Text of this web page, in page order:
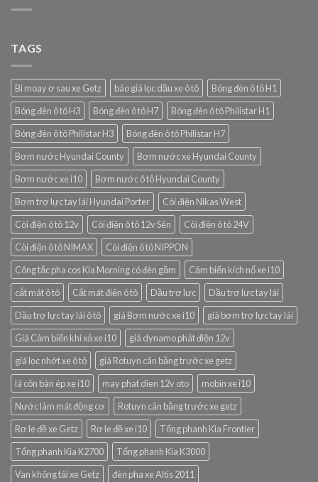
TAGS
Bi moay ơ sau xe Getz báo giá lọc dầu xe ô tô
Bóng đèn ô tô H1
Bóng đèn ô tô H3
Bóng đèn ô tô H7
Bóng đèn ô tô Philistar H1
Bóng đèn ô tô Philistar H3
Bóng đèn ô tô Philistar H7
Bơm nước Hyundai County
Bơm nước xe Hyundai County
Bơm nước xe i10
Bơm nước ô tô Hyundai County
Bơm trợ lực tay lái Hyundai Porter
Còi điện Nikas West
Còi điện ô tô 12v
Còi điện ô tô 12v Sên
Còi điện ô tô 24V
Còi điện ô tô NIMAX
Còi điện ô tô NIPPON
Công tắc pha cos Kia Morning có đèn gầm
Cảm biến kích nổ xe i10
cắt mát ô tô
Cắt mát điện ô tô Dầu trợ lực
Dầu trợ lực tay lái
Dầu trợ lực tay lái ô tô
giá Bơm nước xe i10
giá bơm trợ lực tay lái
Giá Cảm biến khí xả xe i10
giá dynamo phát điện 12v
giá lọc nhớt xe ô tô
giá Rotuyn cân bằng trước xe getz
lá côn bàn ép xe i10
may phat dien 12v oto
mobin xe i10
Nước làm mát động cơ
Rotuyn cân bằng trước xe getz
Rơ le đề xe Getz
Rơ le đề xe i10
Tổng phanh Kia Frontier
Tổng phanh Kia K2700
Tổng phanh Kia K3000
Van không tải xe Getz
đèn pha xe Altis 2011